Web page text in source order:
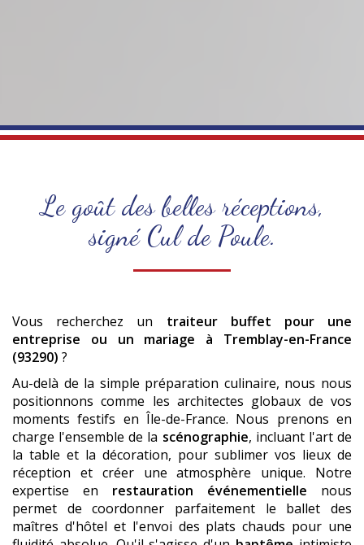
Le goût des belles réceptions,
signé Cul de Poule.
Vous recherchez un traiteur buffet pour une
entreprise ou un mariage
à Tremblay-en-France
(93290) ?
Au-delà de la simple préparation culinaire, nous nous
positionnons comme les architectes globaux de vos
moments festifs en Île-de-France. Nous prenons en
charge l'ensemble de la scénographie, incluant l'art de
la table et la décoration, pour sublimer vos lieux de
réception et créer une atmosphère unique. Notre
expertise en restauration événementielle nous
permet de coordonner parfaitement le ballet des
maîtres d'hôtel et l'envoi des plats chauds pour une